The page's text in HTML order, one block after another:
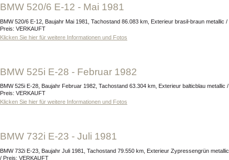
BMW 520/6 E-12 - Mai 1981
BMW 520/6 E-12, Baujahr Mai 1981, Tachostand 86.083 km, Exterieur brasil-braun metallic /
Preis: VERKAUFT
Klicken Sie hier für weitere Informationen und Fotos
BMW 525i E-28 - Februar 1982
BMW 525i E-28, Baujahr Februar 1982, Tachostand 63.304 km, Exterieur balticblau metallic /
Preis: VERKAUFT
Klicken Sie hier für weitere Informationen und Fotos
BMW 732i E-23 - Juli 1981
BMW 732i E-23, Baujahr Juli 1981, Tachostand 79.550 km, Exterieur Zypressengrün metallic
/ Preis: VERKAUFT